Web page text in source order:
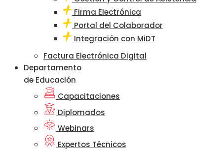
Firma Electrónica
Portal del Colaborador
Integración con MiDT
Factura Electrónica Digital
Departamento
de Educación
Capacitaciones
Diplomados
Webinars
Expertos Técnicos